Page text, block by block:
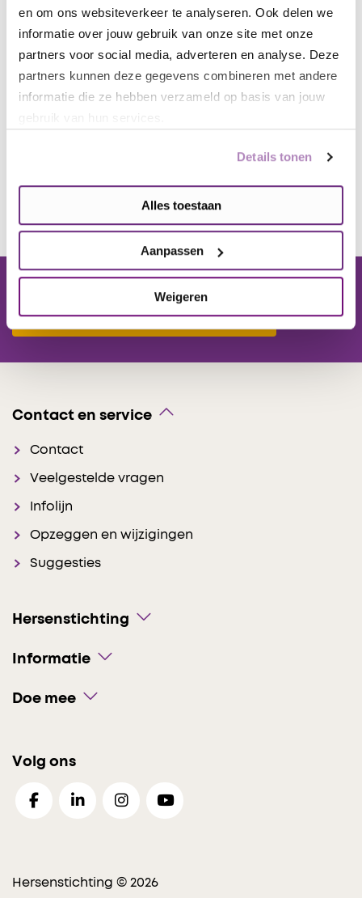
en om ons websiteverkeer te analyseren. Ook delen we
informatie over jouw gebruik van onze site met onze
partners voor social media, adverteren en analyse. Deze
partners kunnen deze gegevens combineren met andere
informatie die ze hebben verzameld op basis van jouw
gebruik van hun services.
Details tonen
Alles toestaan
Aanpassen
Weigeren
30 juli, 2026
“Je ziet niets aan Guusje. Toch
veranderde een
hersenschudding haar hele
Aanmelden voor onze nieuwsbrief
Contact en service
Contact
Veelgestelde vragen
Infolijn
Opzeggen en wijzigingen
Suggesties
Hersenstichting
Informatie
Doe mee
Volg ons
Hersenstichting © 2026